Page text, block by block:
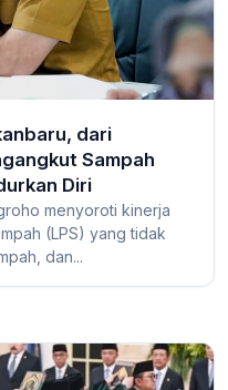
dari
Sampah
Diri
menyoroti kinerja
(LPS) yang tidak
dan...